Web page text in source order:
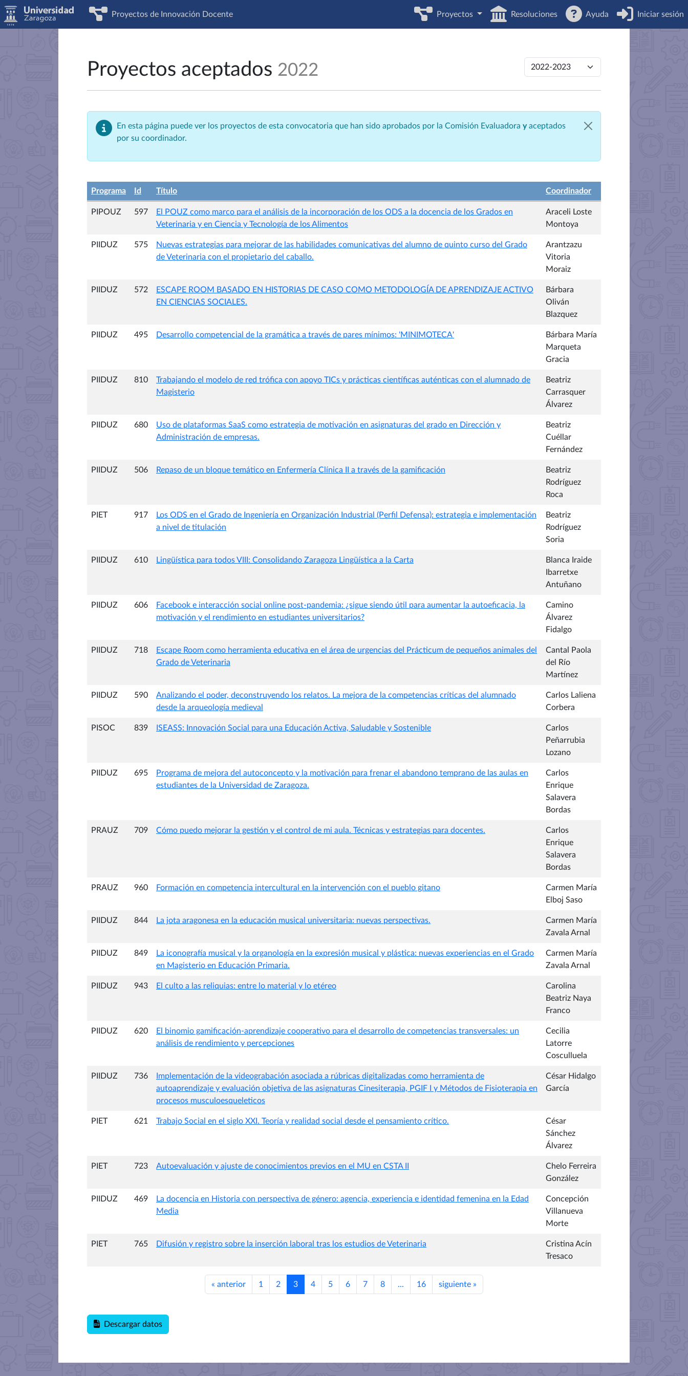
Proyectos de Innovación Docente Proyectos Resoluciones Ayuda Iniciar sesión
Proyectos aceptados 2022
En esta página puede ver los proyectos de esta convocatoria que han sido aprobados por la Comisión Evaluadora yaceptados
por su coordinador.
Programa Id Título Coordinador
PIPOUZ 597
El POUZ como marco para el análisis de la incorporación de los ODS a la docencia de los Grados en
Veterinaria y en Ciencia y Tecnología de los Alimentos
Araceli Loste
Montoya
PIIDUZ 575
Nuevas estrategias para mejorar de las habilidades comunicativas del alumno de quinto curso del Grado
de Veterinaria con el propietario del caballo.
Arantzazu
Vitoria
Moraiz
PIIDUZ 572
ESCAPE ROOM BASADO EN HISTORIAS DE CASO COMO METODOLOGÍA DE APRENDIZAJE ACTIVO
EN CIENCIAS SOCIALES.
Bárbara
Oliván
Blazquez
PIIDUZ 495 Desarrollo competencial de la gramática a través de pares mínimos: 'MINIMOTECA'
Bárbara María
Marqueta
Gracia
PIIDUZ 810
Trabajando el modelo de red trófica con apoyo TICs y prácticas científicas auténticas con el alumnado de
Magisterio
Beatriz
Carrasquer
Álvarez
PIIDUZ 680
Uso de plataformas SaaS como estrategia de motivación en asignaturas del grado en Dirección y
Administración de empresas.
Beatriz
Cuéllar
Fernández
PIIDUZ 506 Repaso de un bloque temático en Enfermería Clínica II a través de la gamificación
Beatriz
Rodríguez
Roca
PIET 917
Los ODS en el Grado de Ingeniería en Organización Industrial (Perfil Defensa): estrategia e implementación
a nivel de titulación
Beatriz
Rodríguez
Soria
PIIDUZ 610 Lingüística para todos VIII: Consolidando Zaragoza Lingüística a la Carta
Blanca Iraide
Ibarretxe
Antuñano
PIIDUZ 606
Facebook e interacción social online post-pandemia: ¿sigue siendo útil para aumentar la autoeficacia, la
motivación y el rendimiento en estudiantes universitarios?
Camino
Álvarez
Fidalgo
PIIDUZ 718
Escape Room como herramienta educativa en el área de urgencias del Prácticum de pequeños animales del
Grado de Veterinaria
Cantal Paola
del Río
Martínez
PIIDUZ 590
Analizando el poder, deconstruyendo los relatos. La mejora de la competencias críticas del alumnado
desde la arqueología medieval
Carlos Laliena
Corbera
PISOC 839 ISEASS: Innovación Social para una Educación Activa, Saludable y Sostenible
Carlos
Peñarrubia
Lozano
PIIDUZ 695
Programa de mejora del autoconcepto y la motivación para frenar el abandono temprano de las aulas en
estudiantes de la Universidad de Zaragoza.
Carlos
Enrique
Salavera
Bordas
PRAUZ 709 Cómo puedo mejorar la gestión y el control de mi aula. Técnicas y estrategias para docentes.
Carlos
Enrique
Salavera
Bordas
PRAUZ 960 Formación en competencia intercultural en la intervención con el pueblo gitano
Carmen María
Elboj Saso
PIIDUZ 844 La jota aragonesa en la educación musical universitaria: nuevas perspectivas.
Carmen María
Zavala Arnal
PIIDUZ 849
La iconografía musical y la organología en la expresión musical y plástica: nuevas experiencias en el Grado
en Magisterio en Educación Primaria.
Carmen María
Zavala Arnal
PIIDUZ 943 El culto a las reliquias: entre lo material y lo etéreo
Carolina
Beatriz Naya
Franco
PIIDUZ 620
El binomio gamificación-aprendizaje cooperativo para el desarrollo de competencias transversales: un
análisis de rendimiento y percepciones
Cecilia
Latorre
Cosculluela
PIIDUZ 736
Implementación de la videograbación asociada a rúbricas digitalizadas como herramienta de
autoaprendizaje y evaluación objetiva de las asignaturas Cinesiterapia, PGIF I y Métodos de Fisioterapia en
procesos musculoesqueleticos
César Hidalgo
García
PIET 621 Trabajo Social en el siglo XXI. Teoría y realidad social desde el pensamiento crítico.
César
Sánchez
Álvarez
PIET 723 Autoevaluación y ajuste de conocimientos previos en el MU en CSTA II
Chelo Ferreira
González
PIIDUZ 469
La docencia en Historia con perspectiva de género: agencia, experiencia e identidad femenina en la Edad
Media
Concepción
Villanueva
Morte
PIET 765 Difusión y registro sobre la inserción laboral tras los estudios de Veterinaria
Cristina Acín
Tresaco
« anterior 1 2 3 4 5 6 7 8 ... 16 siguiente »
Descargar datos